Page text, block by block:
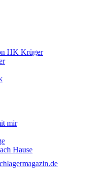
HK Krüger
mir
Hause